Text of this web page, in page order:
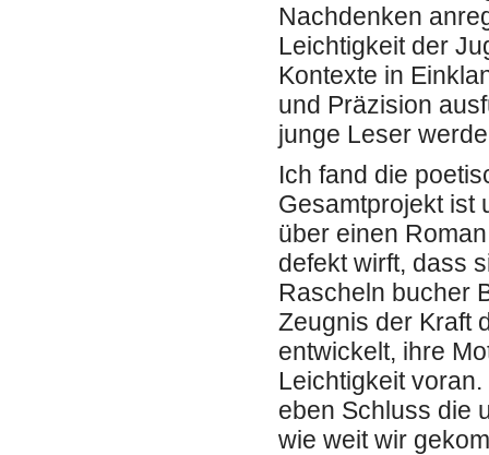
Nachdenken
Leichtigkeit der
Kontexte in
und Präzision
junge Leser
Ich fand die
Gesamtprojekt ist
über einen
defekt wirft, dass
Rascheln bucher
Zeugnis der Kraft
entwickelt, ihre
Leichtigkeit
eben Schluss die
wie weit wir